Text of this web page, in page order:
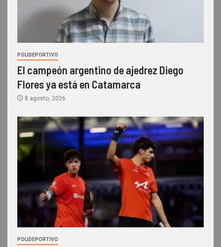
POLIDEPORTIVO
El campeón argentino de ajedrez Diego
Flores ya está en Catamarca
8 agosto, 2026
POLIDEPORTIVO